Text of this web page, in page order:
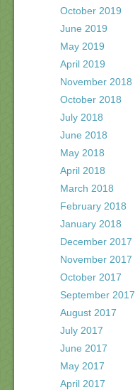
October 2019
June 2019
May 2019
April 2019
November 2018
October 2018
July 2018
June 2018
May 2018
April 2018
March 2018
February 2018
January 2018
December 2017
November 2017
October 2017
September 2017
August 2017
July 2017
June 2017
May 2017
April 2017